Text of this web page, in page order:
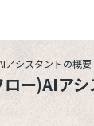
アシスタントの概要
ー)AIアシ